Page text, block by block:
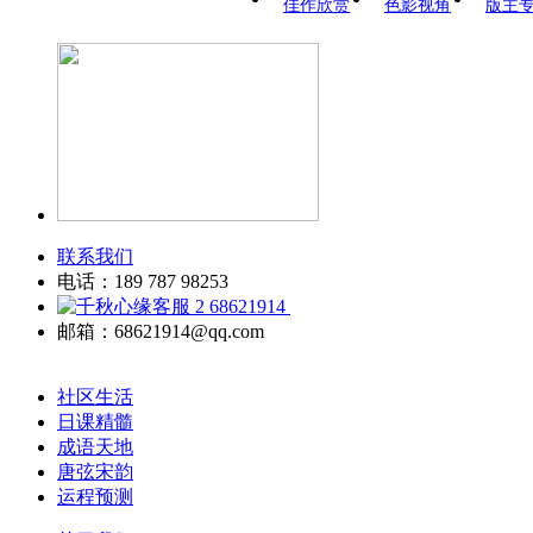
佳作欣赏
色影视角 版主
联系我们
电话：189 787 98253
68621914
邮箱：68621914@qq.com
社区生活
日课精髓
成语天地
唐弦宋韵
运程预测